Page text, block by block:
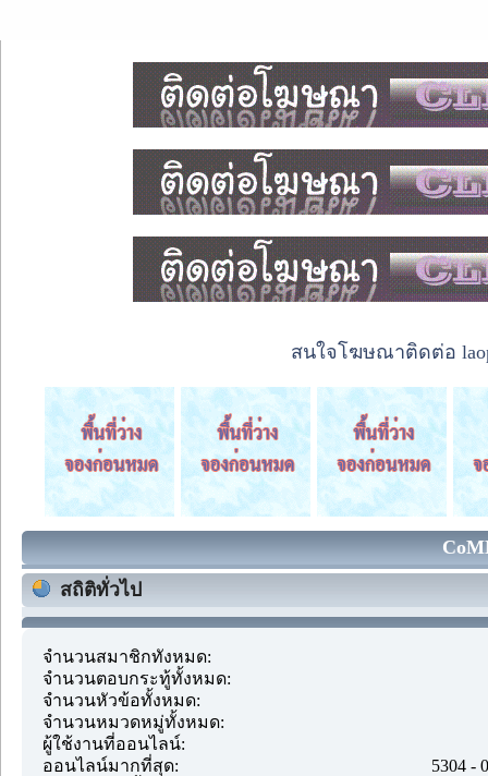
สนใจโฆษณาติดต่อ
สถิติทั่วไป
จำนวนสมาชิกทั้งหมด:
จำนวนตอบกระทู้ทั้งหมด:
จำนวนหัวข้อทั้งหมด:
จำนวนหมวดหมู่ทั้งหมด:
ผู้ใช้งานที่ออนไลน์:
ออนไลน์มากที่สุด:
5304 -